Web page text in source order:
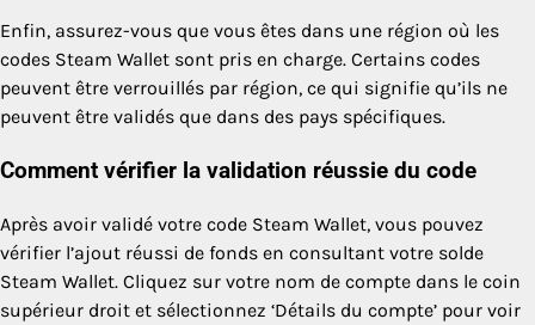
Enfin, assurez-vous que vous êtes dans une région où les
codes Steam Wallet sont pris en charge. Certains codes
peuvent être verrouillés par région, ce qui signifie qu’ils ne
peuvent être validés que dans des pays spécifiques.
Comment vérifier la validation réussie du code
Après avoir validé votre code Steam Wallet, vous pouvez
vérifier l’ajout réussi de fonds en consultant votre solde
Steam Wallet. Cliquez sur votre nom de compte dans le coin
supérieur droit et sélectionnez ‘Détails du compte’ pour voir